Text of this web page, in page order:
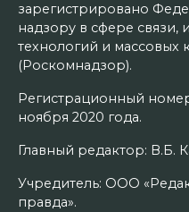
зарегистрировано
надзору в сфере
технологий и массовых
(Роскомнадзор).
Регистрационный
ноября 2020 года.
Главный редактор: В.Б.
Учредитель: ООО
правда».